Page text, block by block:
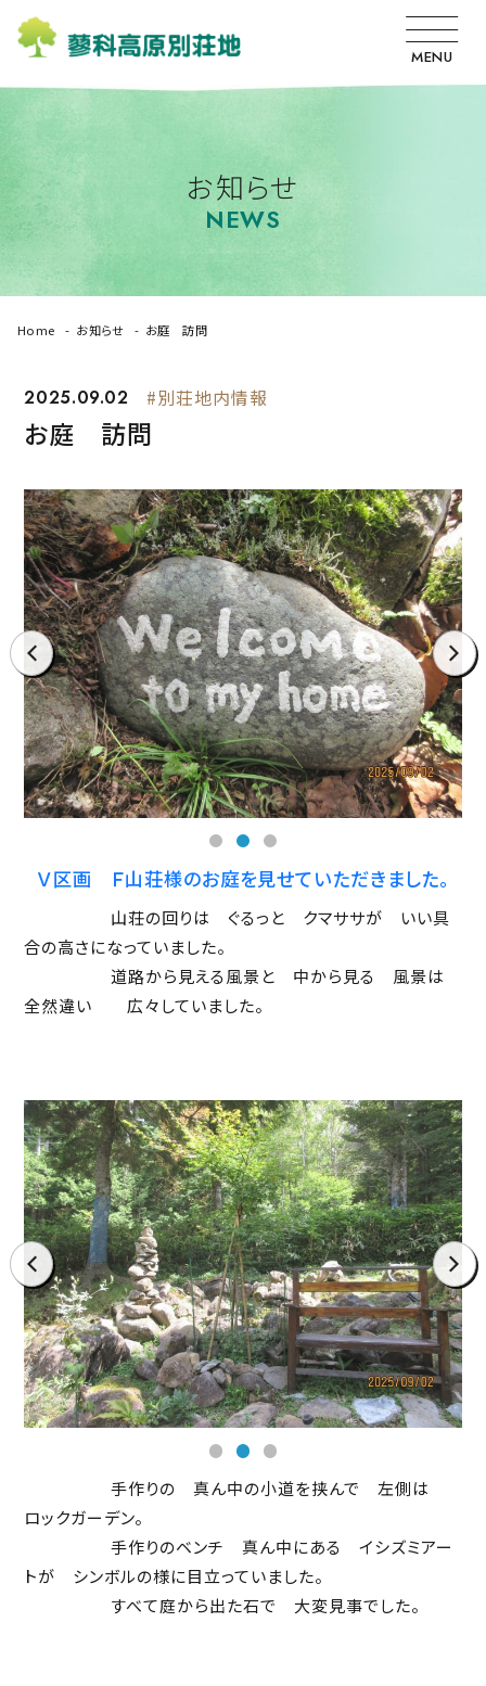
MENU
お知らせ
NEWS
Home お知らせ お庭 訪問
2025.09.02 #別荘地内情報
お庭 訪問
prev next
Ｖ区画 Ｆ山荘様のお庭を見せていただきました。
山荘の回りは ぐるっと クマササが いい具
合の高さになっていました。
道路から見える風景と 中から見る 風景は
全然違い 広々していました。
prev next
手作りの 真ん中の小道を挟んで 左側は
ロックガーデン。
手作りのベンチ 真ん中にある イシズミアー
トが シンボルの様に目立っていました。
すべて庭から出た石で 大変見事でした。